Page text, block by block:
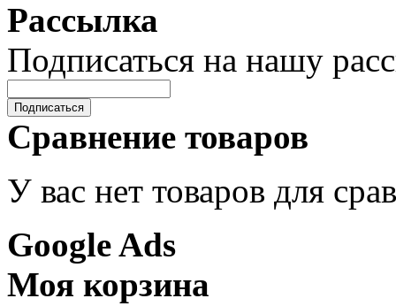
Рассылка
Подписаться на нашу
Подписаться
Сравнение товаров
У вас нет товаров для
Google Ads
Моя корзина